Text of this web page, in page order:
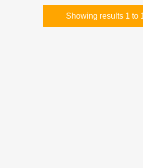
Showing results 1 to